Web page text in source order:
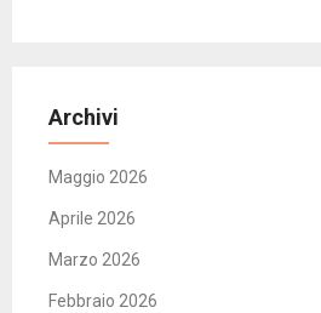
Archivi
Maggio 2026
Aprile 2026
Marzo 2026
Febbraio 2026